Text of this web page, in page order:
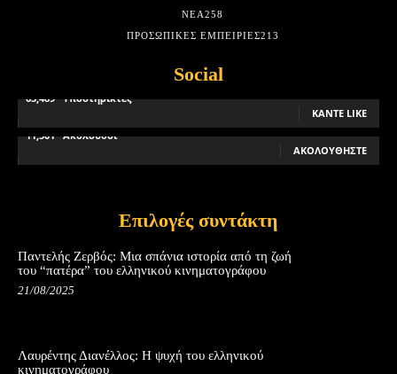
ΝΈΑ258
ΠΡΟΣΩΠΙΚΈΣ ΕΜΠΕΙΡΊΕΣ213
Social
63,489 Υποστηρικτές
ΚΆΝΤΕ LIKE
11,501 Ακόλουθοι
ΑΚΟΛΟΥΘΉΣΤΕ
Επιλογές συντάκτη
Παντελής Ζερβός: Μια σπάνια ιστορία από τη ζωή
του “πατέρα” του ελληνικού κινηματογράφου
21/08/2025
Λαυρέντης Διανέλλος: Η ψυχή του ελληνικού
κινηματογράφου